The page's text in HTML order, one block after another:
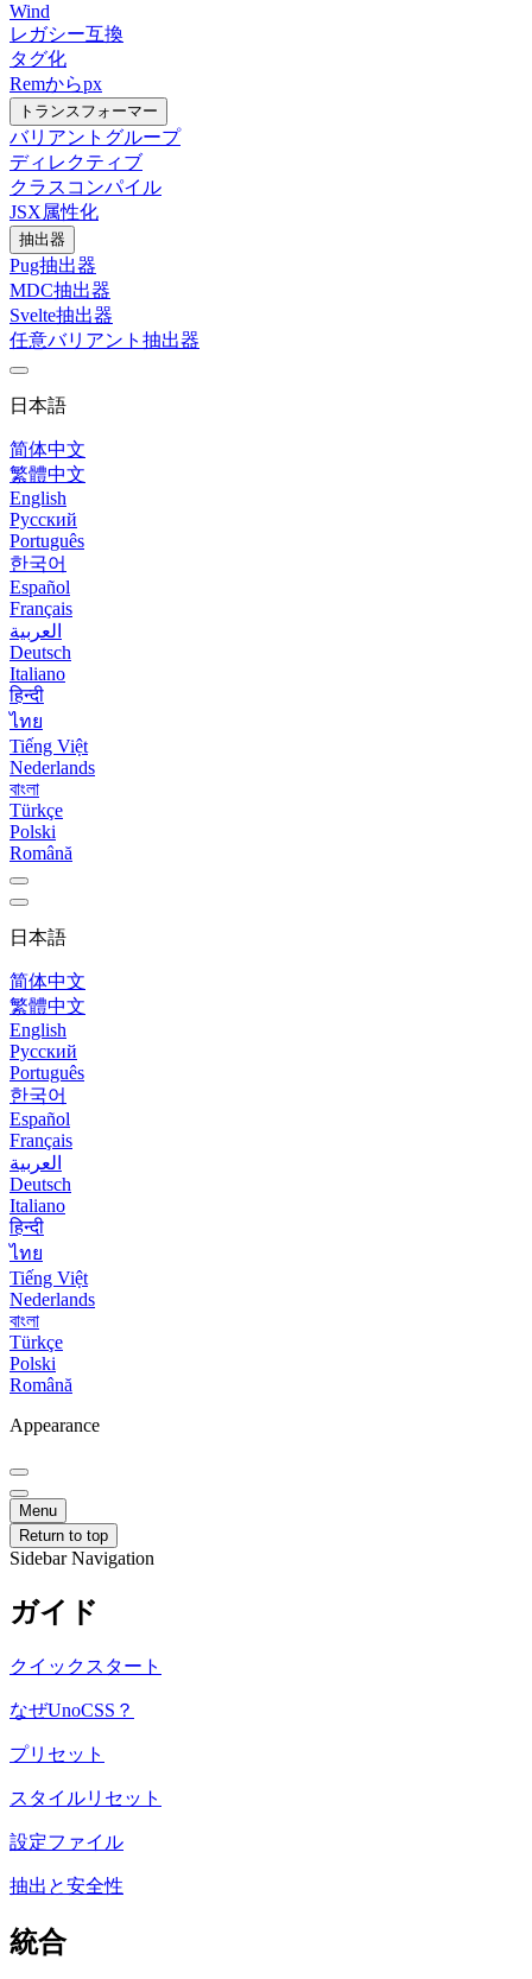
Wind
レガシー互換
タグ化
Remからpx
トランスフォーマー
バリアントグループ
ディレクティブ
クラスコンパイル
JSX属性化
抽出器
Pug抽出器
MDC抽出器
Svelte抽出器
任意バリアント抽出器
日本語
简体中文
繁體中文
English
Русский
Português
한국어
Español
Français
العربية
Deutsch
Italiano
हिन्दी
ไทย
Tiếng Việt
Nederlands
বাংলা
Türkçe
Polski
Română
日本語
简体中文
繁體中文
English
Русский
Português
한국어
Español
Français
العربية
Deutsch
Italiano
हिन्दी
ไทย
Tiếng Việt
Nederlands
বাংলা
Türkçe
Polski
Română
Appearance
Menu
Return to top
Sidebar Navigation
ガイド
クイックスタート
なぜUnoCSS？
プリセット
スタイルリセット
設定ファイル
抽出と安全性
統合